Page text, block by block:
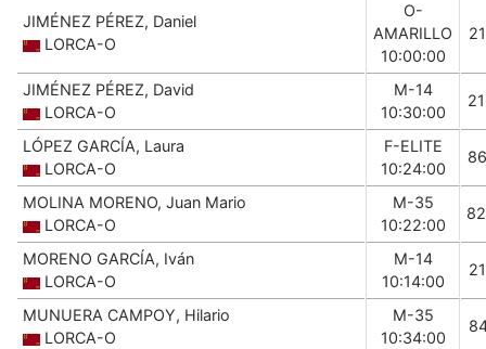
JIMÉNEZ PÉREZ, Daniel
LORCA-O
O-
AMARILLO
10:00:00
JIMÉNEZ PÉREZ, David
LORCA-O
M-14
10:30:00
LÓPEZ GARCÍA, Laura
LORCA-O
F-ELITE
10:24:00
MOLINA MORENO, Juan Mario
LORCA-O
M-35
10:22:00
MORENO GARCÍA, Iván
LORCA-O
M-14
10:14:00
MUNUERA CAMPOY, Hilario
LORCA-O
M-35
10:34:00